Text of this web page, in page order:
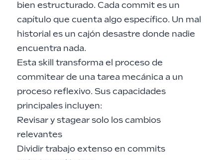
bien estructurado. Cada commit es un
capítulo que cuenta algo específico. Un mal
historial es un cajón desastre donde nadie
encuentra nada.
Esta skill transforma el proceso de
commitear de una tarea mecánica a un
proceso reflexivo. Sus capacidades
principales incluyen:
Revisar y stagear solo los cambios
relevantes
Dividir trabajo extenso en commits